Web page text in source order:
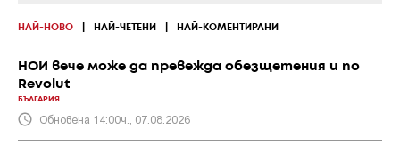
НАЙ-НОВО НАЙ-ЧЕТЕНИ НАЙ-КОМЕНТИРАНИ
НОИ вече може да превежда обезщетения и по
Revolut
БЪЛГАРИЯ
Обновена 14:00ч., 07.08.2026